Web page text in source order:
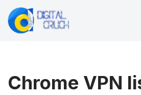
İçeriğe
Chrome VPN